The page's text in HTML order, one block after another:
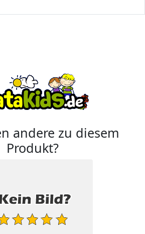
andere zu diesem
Produkt?